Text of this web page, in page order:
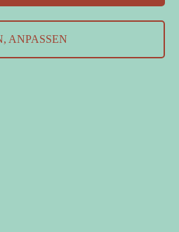
ANPASSEN